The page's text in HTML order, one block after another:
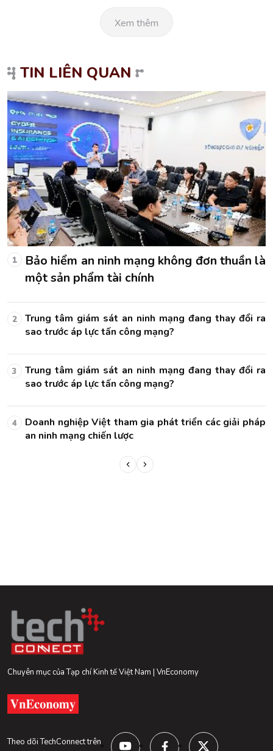
Xem thêm
TIN LIÊN QUAN
1
Bảo hiểm an ninh mạng không đơn thuần là
một sản phẩm tài chính
2
Trung tâm giám sát an ninh mạng đang thay đổi ra
sao trước áp lực tấn công mạng?
3
Trung tâm giám sát an ninh mạng đang thay đổi ra
sao trước áp lực tấn công mạng?
4
Doanh nghiệp Việt tham gia phát triển các giải pháp
an ninh mạng chiến lược
Chuyên mục của Tạp chí Kinh tế Việt Nam | VnEconomy
Theo dõi TechConnect trên